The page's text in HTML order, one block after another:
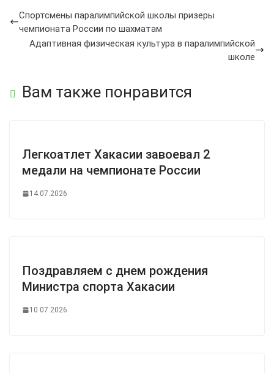
Спортсмены паралимпийской школы призеры
чемпионата России по шахматам
Адаптивная физическая культура в паралимпийской
школе
Вам также понравится
Легкоатлет Хакасии завоевал 2
медали на чемпионате России
14.07.2026
Поздравляем с днем рождения
Министра спорта Хакасии
10.07.2026